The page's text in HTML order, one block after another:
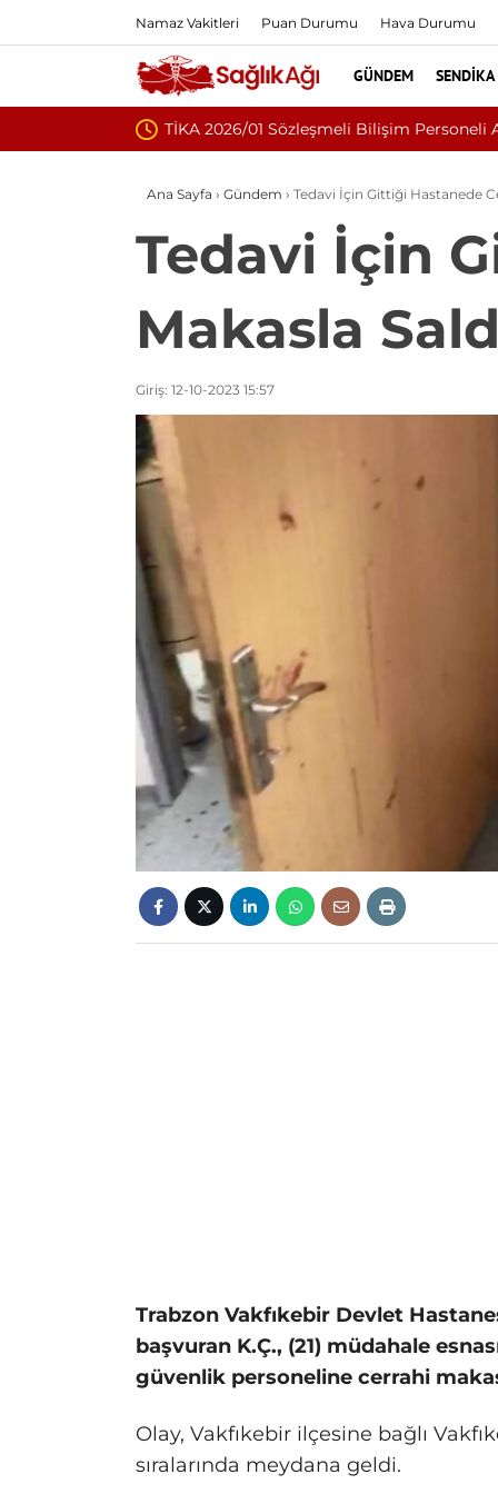
Namaz Vakitleri Puan Durumu Hava Durumu
GÜNDEM SENDIKA
Ana Sayfa › Gündem › Tedavi İçin Gittiği Hastanede
Tedavi İçin
Makasla
Giriş: 12-10-2023 15:57
Trabzon Vakfıkebir Devlet
başvuran K.Ç., (21) müdahale
güvenlik personeline cerrahi makas
Olay, Vakfıkebir ilçesine bağlı
sıralarında meydana geldi.